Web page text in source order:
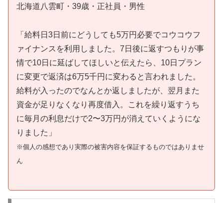
北海道八雲町・39歳・正社員・男性
「給料日3日前にどうしても5万円必要でコウコウフ
ァイナンスを利用しました。7日後に返すつもりが事
情で10日に延ばしてほしいと伝えたら、10日プラン
に変更で返済は6万5千円に変わると言われました。
給料が入ったのでなんとか返しましたが、翌月また
資金が足りなくなり再度借入。これを繰り返すうち
に毎月の利息だけで2〜3万円が消えていくようにな
りました」
※個人の感想であり実際の被害内容を保証するものではありませ
ん